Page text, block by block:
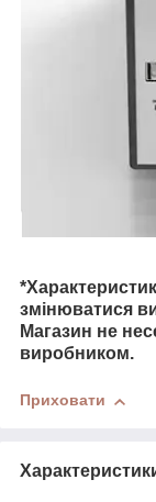
змінюватися
Магазин не
виробником.
Приховати